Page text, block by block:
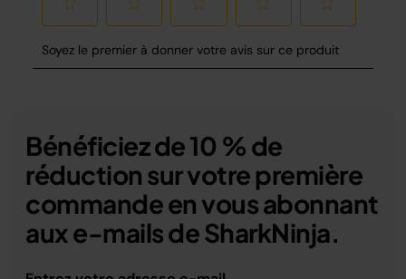
Bénéficiez de 10 % de
réduction sur votre première
commande en vous abonnant
aux e-mails de SharkNinja.